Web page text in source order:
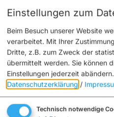
Stadtführungen
Samstags, Juni bis
Oktober
19:30 bis 21:00 Uhr
Bamberger
Einstellungen zum
Beim Besuch unserer Website
verarbeitet. Mit Ihrer
Dritte, z.B. zum Zweck der
übermittelt werden. Sie können
Einstellungen jederzeit abändern.
Datenschutzerklärung /
Technisch notwendige